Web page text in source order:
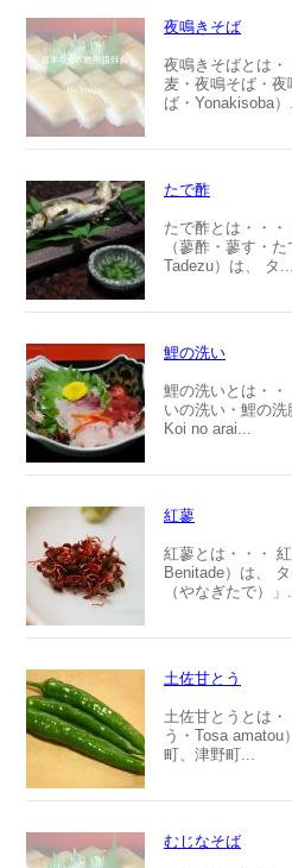
夜鳴きそば
夜鳴きそばとは
麦・夜鳴そば・
ば・Yonakisoba）
たで酢
たで酢とは・・
（蓼酢・蓼す・
Tadezu）は、 タ...
鯉の洗い
鯉の洗いとは・・
いの洗い・鯉の洗
Koi no arai...
紅蓼
紅蓼とは・・・
Benitade）は、
（やなぎたで）」...
土佐甘とう
土佐甘とうとは
う・Tosa amatou
町、津野町...
むじなそば